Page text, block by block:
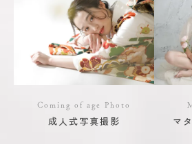
Coming of age Photo
成人式写真撮影 マ